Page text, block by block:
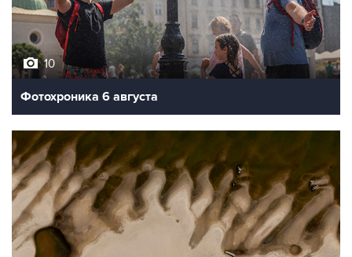
10
Фотохроника 6 августа